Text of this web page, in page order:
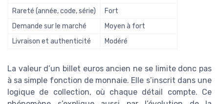
Rareté (année, code, série)
Fort
Demande sur le marché
Moyen à fort
Livraison et authenticité
Modéré
La valeur d’un billet euros ancien ne se limite donc pas
à sa simple fonction de monnaie. Elle s’inscrit dans une
logique de collection, où chaque détail compte. Ce